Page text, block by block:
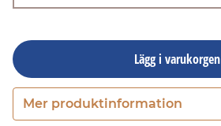
Lägg i varukorgen
Gå till kassan
Mer produktinformation